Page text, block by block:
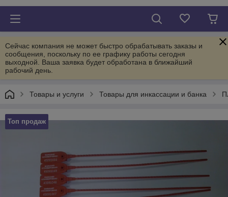
Сейчас компания не может быстро обрабатывать заказы и
сообщения, поскольку по ее графику работы сегодня
выходной. Ваша заявка будет обработана в ближайший
рабочий день.
Товары и услуги Товары для инкассации и банка
Топ продаж